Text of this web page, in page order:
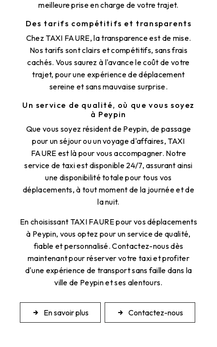
meilleure prise en charge de votre trajet.
Des tarifs compétitifs et transparents
Chez TAXI FAURE, la transparence est de mise.
Nos tarifs sont clairs et compétitifs, sans frais
cachés. Vous saurez à l'avance le coût de votre
trajet, pour une expérience de déplacement
sereine et sans mauvaise surprise.
Un service de qualité, où que vous soyez
à Peypin
Que vous soyez résident de Peypin, de passage
pour un séjour ou un voyage d'affaires, TAXI
FAURE est là pour vous accompagner. Notre
service de taxi est disponible 24/7, assurant ainsi
une disponibilité totale pour tous vos
déplacements, à tout moment de la journée et de
la nuit.
En choisissant TAXI FAURE pour vos déplacements
à Peypin, vous optez pour un service de qualité,
fiable et personnalisé. Contactez-nous dès
maintenant pour réserver votre taxi et profiter
d'une expérience de transport sans faille dans la
ville de Peypin et ses alentours.
En savoir plus Contactez-nous